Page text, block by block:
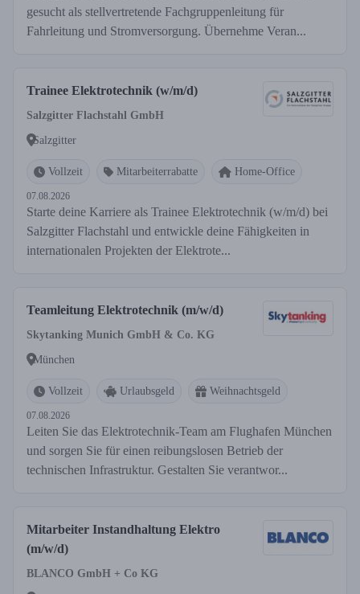
gesucht als stellvertretende Fachgruppenleitung für
Fahrleitung und Stromversorgung. Übernehme Veran...
Trainee Elektrotechnik (w/m/d)
Salzgitter Flachstahl GmbH
Salzgitter
Vollzeit Mitarbeiterrabatte Home-Office
07.08.2026
Starte deine Karriere als Trainee Elektrotechnik (w/m/d) bei
Salzgitter Flachstahl und entwickle deine Fähigkeiten in
internationalen Projekten der Elektrote...
Teamleitung Elektrotechnik (m/w/d)
Skytanking Munich GmbH & Co. KG
München
Vollzeit Urlaubsgeld Weihnachtsgeld
07.08.2026
Leiten Sie das Elektrotechnik-Team am Flughafen München
und sorgen Sie für einen reibungslosen Betrieb der
technischen Infrastruktur. Gestalten Sie verantwor...
Mitarbeiter Instandhaltung Elektro
(m/w/d)
BLANCO GmbH + Co KG